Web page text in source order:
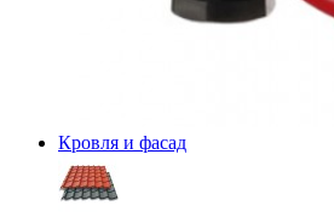
Кровля и фасад